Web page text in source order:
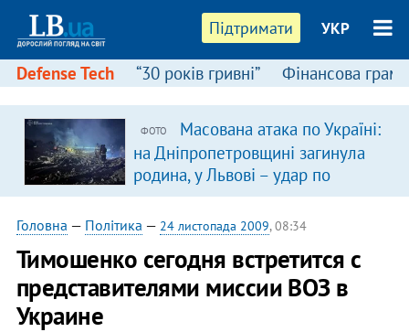
Підтримати УКР
Defense Tech “30 років гривні” Фінансова
ФОТО
Масована атака по Україні:
на Дніпропетровщині загинула
родина, у Львові – удар по
багатоповерхівках
(доповнюється)
Головна — Політика — 24 листопада 2009, 08:34
Тимошенко сегодня встретится с
представителями миссии ВОЗ в
Украине